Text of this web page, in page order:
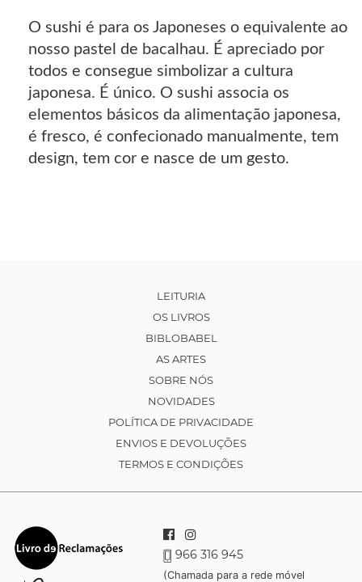
O sushi é para os Japoneses o equivalente ao
nosso pastel de bacalhau. É apreciado por
todos e consegue simbolizar a cultura
japonesa. É único. O sushi associa os
elementos básicos da alimentação japonesa,
é fresco, é confecionado manualmente, tem
design, tem cor e nasce de um gesto.
LEITURIA
OS LIVROS
BIBLOBABEL
AS ARTES
SOBRE NÓS
NOVIDADES
POLÍTICA DE PRIVACIDADE
ENVIOS E DEVOLUÇÕES
TERMOS E CONDIÇÕES
966 316 945
(Chamada para a rede móvel